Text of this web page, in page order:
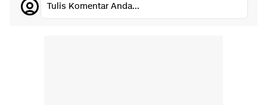
Tulis Komentar Anda...